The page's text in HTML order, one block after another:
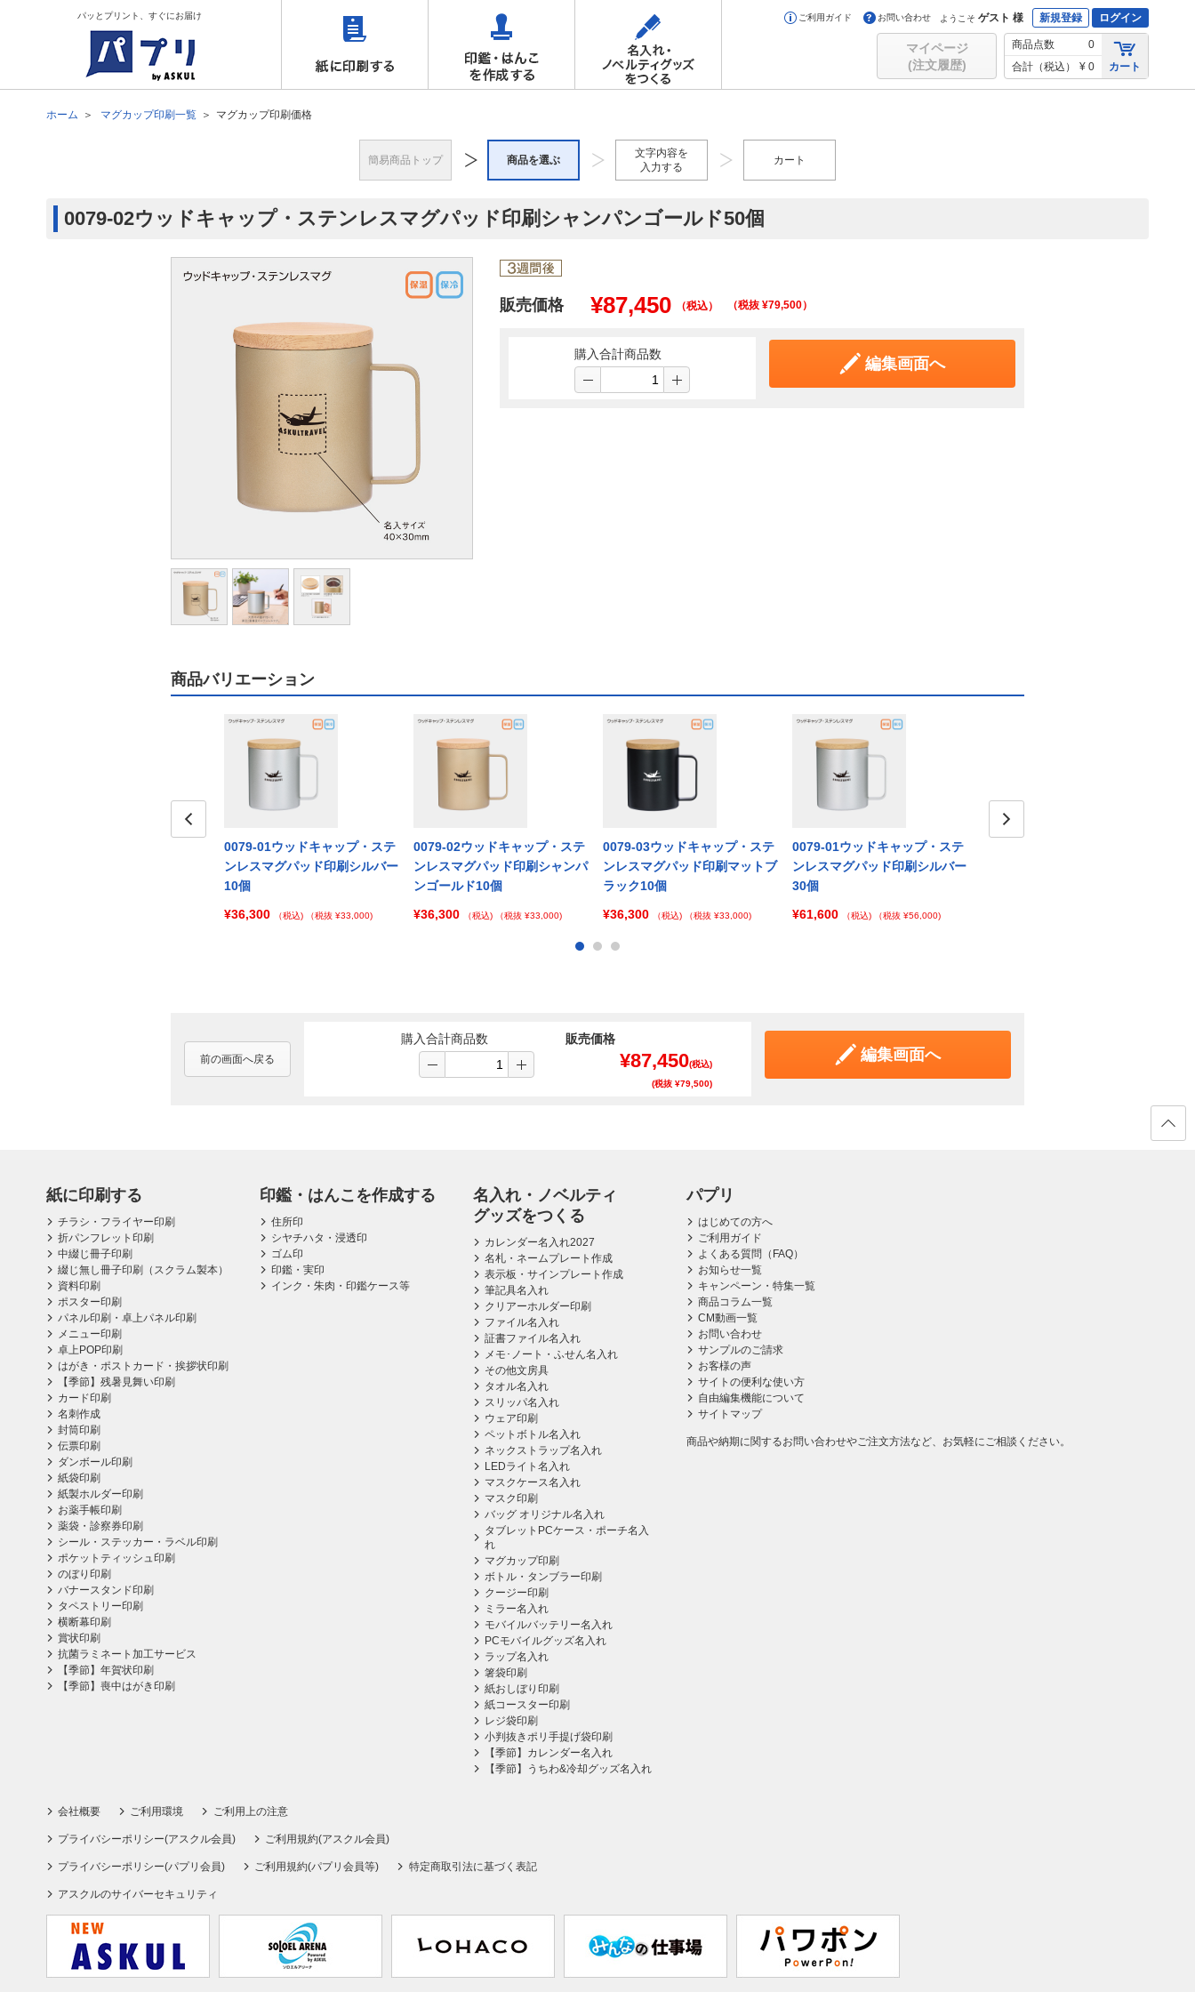
パッとプリント、すぐにお届け ご利用ガイド お問い合わせ ようこそ ゲスト 様 新規登録 ログイン
マイページ
(注文履歴)
商品点数
0
合計（税込）
¥ 0 カート
ホーム マグカップ印刷一覧 マグカップ印刷価格
簡易商品トップ 商品を選ぶ
文字内容を
入力する
カート
0079-02ウッドキャップ・ステンレスマグパッド印刷シャンパンゴールド50個
販売価格 ¥87,450 （税込） （税抜 ¥79,500）
購入合計商品数
編集画面へ
商品バリエーション
0079-01ウッドキャップ・ステ
ンレスマグパッド印刷シルバー
10個
¥36,300
（税込) （税抜 ¥33,000)
0079-02ウッドキャップ・ステ
ンレスマグパッド印刷シャンパ
ンゴールド10個
¥36,300
（税込) （税抜 ¥33,000)
0079-03ウッドキャップ・ステ
ンレスマグパッド印刷マットブ
ラック10個
¥36,300
（税込) （税抜 ¥33,000)
0079-01ウッドキャップ・ステ
ンレスマグパッド印刷シルバー
30個
¥61,600
（税込) （税抜 ¥56,000)
前の画面へ戻る
購入合計商品数 販売価格
¥87,450(税込)
(税抜 ¥79,500)
編集画面へ
紙に印刷する
チラシ・フライヤー印刷
折パンフレット印刷
中綴じ冊子印刷
綴じ無し冊子印刷（スクラム製本）
資料印刷
ポスター印刷
パネル印刷・卓上パネル印刷
メニュー印刷
卓上POP印刷
はがき・ポストカード・挨拶状印刷
【季節】残暑見舞い印刷
カード印刷
名刺作成
封筒印刷
伝票印刷
ダンボール印刷
紙袋印刷
紙製ホルダー印刷
お薬手帳印刷
薬袋・診察券印刷
シール・ステッカー・ラベル印刷
ポケットティッシュ印刷
のぼり印刷
バナースタンド印刷
タペストリー印刷
横断幕印刷
賞状印刷
抗菌ラミネート加工サービス
【季節】年賀状印刷
【季節】喪中はがき印刷
印鑑・はんこを作成する
住所印
シヤチハタ・浸透印
ゴム印
印鑑・実印
インク・朱肉・印鑑ケース等
名入れ・ノベルティ
グッズをつくる
カレンダー名入れ2027
名札・ネームプレート作成
表示板・サインプレート作成
筆記具名入れ
クリアーホルダー印刷
ファイル名入れ
証書ファイル名入れ
メモ･ノート・ふせん名入れ
その他文房具
タオル名入れ
スリッパ名入れ
ウェア印刷
ペットボトル名入れ
ネックストラップ名入れ
LEDライト名入れ
マスクケース名入れ
マスク印刷
バッグ オリジナル名入れ
タブレットPCケース・ポーチ名入
れ
マグカップ印刷
ボトル・タンブラー印刷
クージー印刷
ミラー名入れ
モバイルバッテリー名入れ
PCモバイルグッズ名入れ
ラップ名入れ
箸袋印刷
紙おしぼり印刷
紙コースター印刷
レジ袋印刷
小判抜きポリ手提げ袋印刷
【季節】カレンダー名入れ
【季節】うちわ&冷却グッズ名入れ
パプリ
はじめての方へ
ご利用ガイド
よくある質問（FAQ）
お知らせ一覧
キャンペーン・特集一覧
商品コラム一覧
CM動画一覧
お問い合わせ
サンプルのご請求
お客様の声
サイトの便利な使い方
自由編集機能について
サイトマップ
商品や納期に関するお問い合わせやご注文方法など、お気軽にご相談ください。
会社概要 ご利用環境 ご利用上の注意
プライバシーポリシー(アスクル会員) ご利用規約(アスクル会員)
プライバシーポリシー(パプリ会員) ご利用規約(パプリ会員等) 特定商取引法に基づく表記
アスクルのサイバーセキュリティ